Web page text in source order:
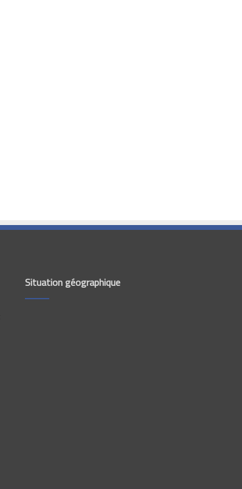
Situation géographique